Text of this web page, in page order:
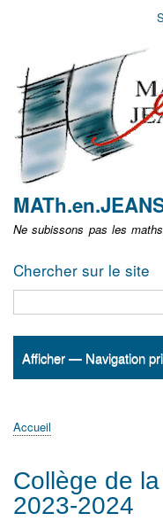
non
identifié
Ne subissons pas les
Chercher sur le site
Navigation
Afficher — Navigation
Accueil
ActualitésMATh.en.JEANS ?
Régions et Ateliers
Créer, gérer un
Sujets/Publications
Congrès
d'Ariane
Accueil
Collège de
2023-2024